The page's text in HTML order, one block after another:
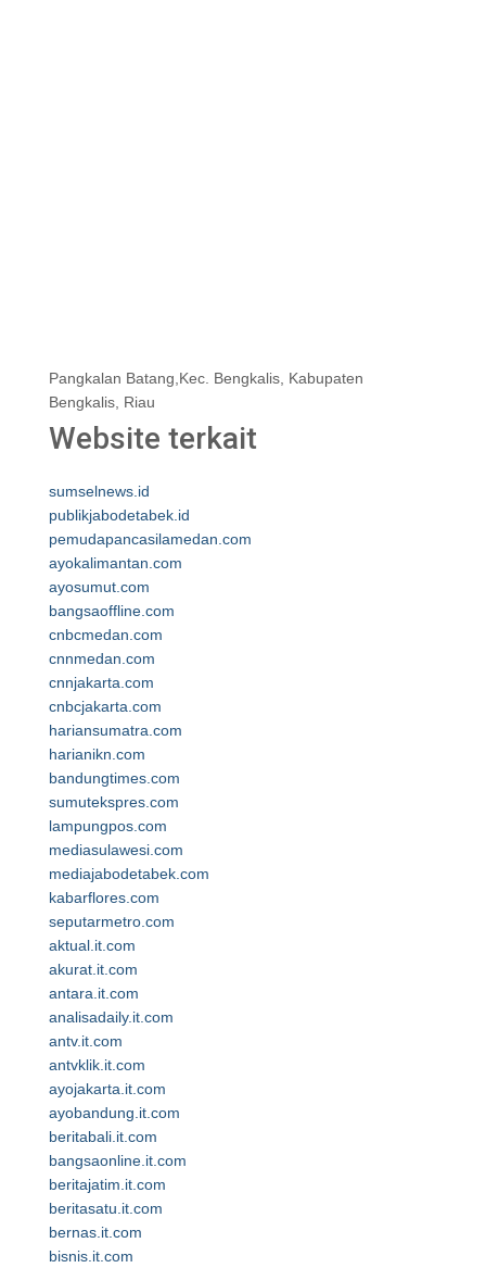
Pangkalan Batang,Kec. Bengkalis, Kabupaten
Bengkalis, Riau
Website terkait
sumselnews.id
publikjabodetabek.id
pemudapancasilamedan.com
ayokalimantan.com
ayosumut.com
bangsaoffline.com
cnbcmedan.com
cnnmedan.com
cnnjakarta.com
cnbcjakarta.com
hariansumatra.com
harianikn.com
bandungtimes.com
sumutekspres.com
lampungpos.com
mediasulawesi.com
mediajabodetabek.com
kabarflores.com
seputarmetro.com
aktual.it.com
akurat.it.com
antara.it.com
analisadaily.it.com
antv.it.com
antvklik.it.com
ayojakarta.it.com
ayobandung.it.com
beritabali.it.com
bangsaonline.it.com
beritajatim.it.com
beritasatu.it.com
bernas.it.com
bisnis.it.com